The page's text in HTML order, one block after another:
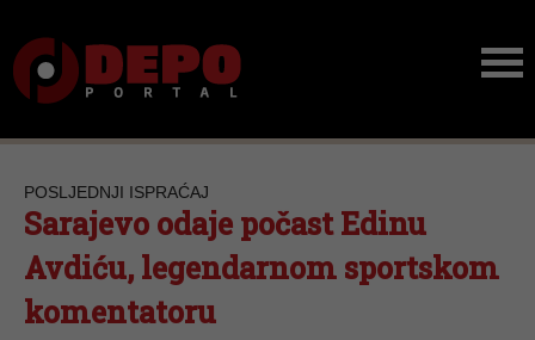
POSLJEDNJI ISPRAĆAJ
Sarajevo odaje počast Edinu
Avdiću, legendarnom sportskom
komentatoru